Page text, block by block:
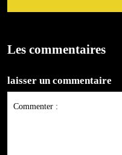
Les commentaires
laisser un commentaire